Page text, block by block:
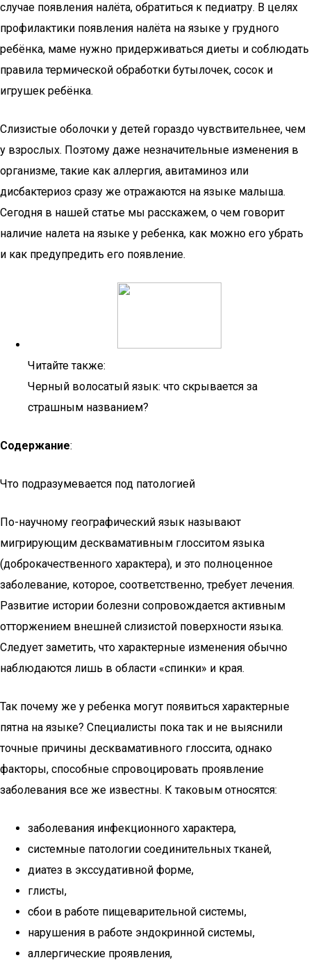
случае появления налёта, обратиться к педиатру. В целях
профилактики появления налёта на языке у грудного
ребёнка, маме нужно придерживаться диеты и соблюдать
правила термической обработки бутылочек, сосок и
игрушек ребёнка.
Слизистые оболочки у детей гораздо чувствительнее, чем
у взрослых. Поэтому даже незначительные изменения в
организме, такие как аллергия, авитаминоз или
дисбактериоз сразу же отражаются на языке малыша.
Сегодня в нашей статье мы расскажем, о чем говорит
наличие налета на языке у ребенка, как можно его убрать
и как предупредить его появление.
Читайте также:
Черный волосатый язык: что скрывается за
страшным названием?
Содержание:
Что подразумевается под патологией
По-научному географический язык называют
мигрирующим десквамативным глосситом языка
(доброкачественного характера), и это полноценное
заболевание, которое, соответственно, требует лечения.
Развитие истории болезни сопровождается активным
отторжением внешней слизистой поверхности языка.
Следует заметить, что характерные изменения обычно
наблюдаются лишь в области «спинки» и края.
Так почему же у ребенка могут появиться характерные
пятна на языке? Специалисты пока так и не выяснили
точные причины десквамативного глоссита, однако
факторы, способные спровоцировать проявление
заболевания все же известны. К таковым относятся:
заболевания инфекционного характера,
системные патологии соединительных тканей,
диатез в экссудативной форме,
глисты,
сбои в работе пищеварительной системы,
нарушения в работе эндокринной системы,
аллергические проявления,